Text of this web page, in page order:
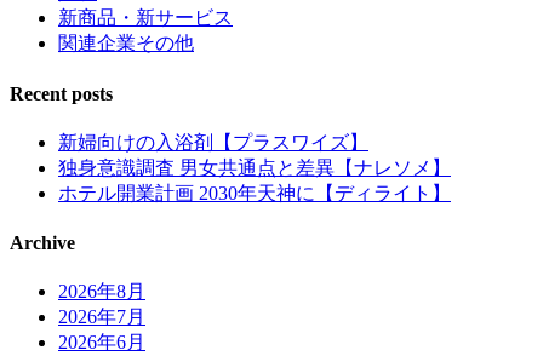
新商品・新サービス
関連企業その他
Recent posts
新婦向けの入浴剤【プラスワイズ】
独身意識調査 男女共通点と差異【ナレソメ】
ホテル開業計画 2030年天神に【ディライト】
Archive
2026年8月
2026年7月
2026年6月